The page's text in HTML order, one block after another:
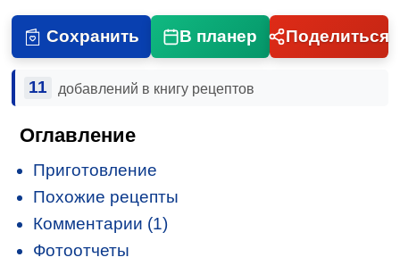
Сохранить В планер Поделиться
11 добавлений в книгу рецептов
Оглавление
Приготовление
Похожие рецепты
Комментарии (1)
Фотоотчеты